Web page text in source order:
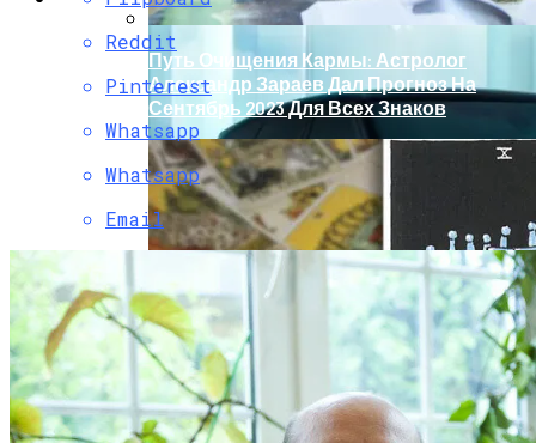
Путь Очищения Кармы: Астролог
Александр Зараев Дал Прогноз На
Сентябрь 2023 Для Всех Знаков
Reddit
Pinterest
Whatsapp
Whatsapp
Email